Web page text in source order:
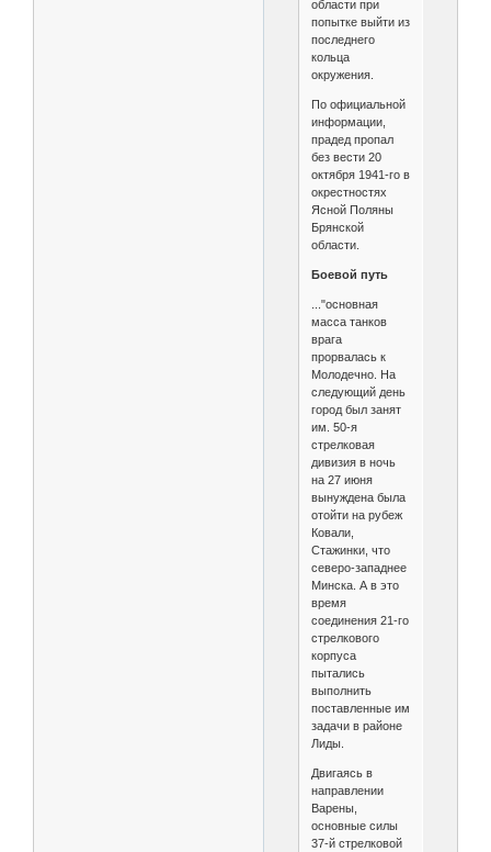
области при
попытке выйти из
последнего
кольца
окружения.
По официальной
информации,
прадед пропал
без вести 20
октября 1941-го в
окрестностях
Ясной Поляны
Брянской
области.
Боевой путь
..."основная
масса танков
врага
прорвалась к
Молодечно. На
следующий день
город был занят
им. 50-я
стрелковая
дивизия в ночь
на 27 июня
вынуждена была
отойти на рубеж
Ковали,
Стажинки, что
северо-западнее
Минска. А в это
время
соединения 21-го
стрелкового
корпуса
пытались
выполнить
поставленные им
задачи в районе
Лиды.
Двигаясь в
направлении
Варены,
основные силы
37-й стрелковой